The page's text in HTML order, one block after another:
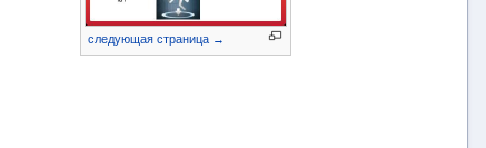
следующая страница →